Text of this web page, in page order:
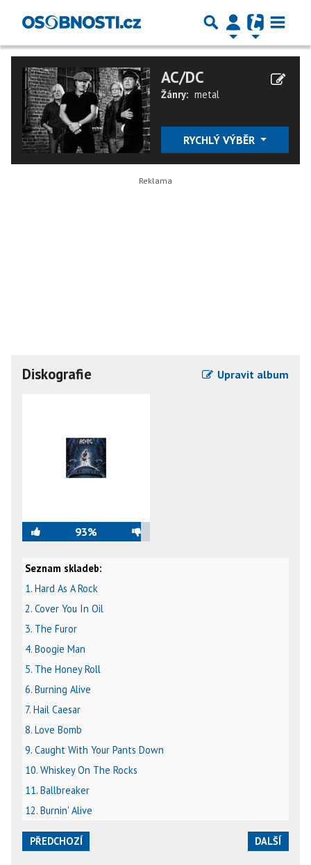
AC/DC
Žánry: metal
RYCHLÝ VÝBĚR
Diskografie Upravit album
93%
Seznam skladeb:
1. Hard As A Rock
2. Cover You In Oil
3. The Furor
4. Boogie Man
5. The Honey Roll
6. Burning Alive
7. Hail Caesar
8. Love Bomb
9. Caught With Your Pants Down
10. Whiskey On The Rocks
11. Ballbreaker
12. Burnin' Alive
PŘEDCHOZÍ DALŠÍ